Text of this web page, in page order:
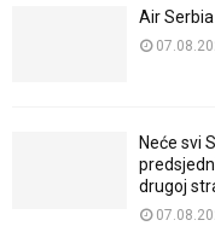
Air
Neće svi
drugoj